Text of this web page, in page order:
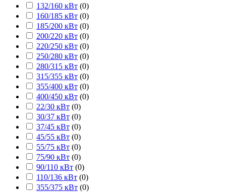
132/160 кВт (0)
160/185 кВт (0)
185/200 кВт (0)
200/220 кВт (0)
220/250 кВт (0)
250/280 кВт (0)
280/315 кВт (0)
315/355 кВт (0)
355/400 кВт (0)
400/450 кВт (0)
22/30 кВт (0)
30/37 кВт (0)
37/45 кВт (0)
45/55 кВт (0)
55/75 кВт (0)
75/90 кВт (0)
90/110 кВт (0)
110/136 кВт (0)
355/375 кВт (0)